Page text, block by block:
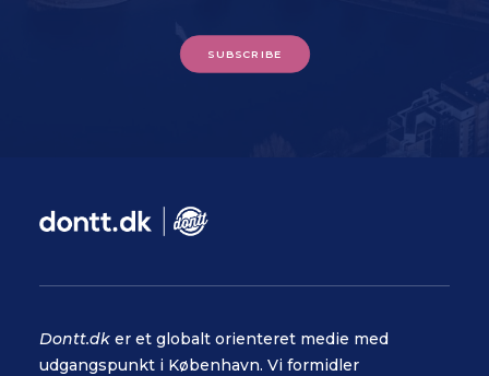
SUBSCRIBE
Dontt.dk er et globalt orienteret medie med
udgangspunkt i København. Vi formidler